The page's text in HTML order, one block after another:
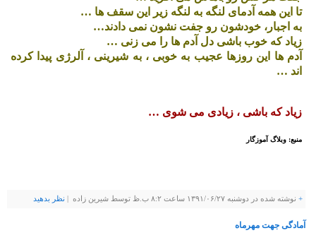
تا این همه آدمای لنگه به لنگه زیر این سقف ها …
به اجبار، خودشون رو جفت نشون نمی دادند…
زیاد که خوب باشی دل آدم ها را می زنی …
آدم ها این روزها عجیب به خوبی ، به شیرینی ، آلرژی پیدا کرده
اند …
زیاد که باشی ، زیادی می شوی …
منبع: وبلاگ آموزگار
+ نوشته شده در دوشنبه ۱۳۹۱/۰۶/۲۷ ساعت ۸:۲ ب.ظ توسط شيرين زاده | نظر بدهيد
آمادگی جهت مهرماه